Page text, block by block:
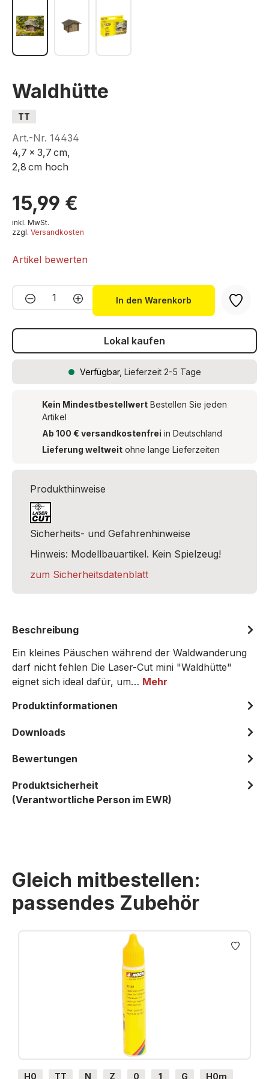
Waldhütte
TT
Art.-Nr. 14434
4,7 x 3,7 cm,
2,8 cm hoch
15,99 €
inkl. MwSt.
zzgl. Versandkosten
Artikel bewerten
Produkt Anzahl: Gib den
In den Warenkorb
Lokal kaufen
Verfügbar, Lieferzeit 2-5 Tage
Kein Mindestbestellwert Bestellen Sie jeden
Artikel
Ab 100 € versandkostenfrei in Deutschland
Lieferung weltweit ohne lange Lieferzeiten
Produkthinweise
Sicherheits- und Gefahrenhinweise
Hinweis: Modellbauartikel. Kein Spielzeug!
zum Sicherheitsdatenblatt
Beschreibung
Ein kleines Päuschen während der Waldwanderung
darf nicht fehlen Die Laser-Cut mini "Waldhütte"
eignet sich ideal dafür, um… Mehr
Produktinformationen
Downloads
Bewertungen
Produktsicherheit
(Verantwortliche Person im EWR)
Gleich mitbestellen:
passendes Zubehör
Produktgalerie überspringen
H0 TT N Z 0 1 G H0m